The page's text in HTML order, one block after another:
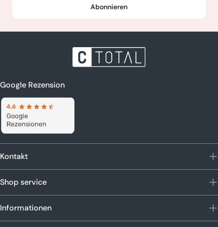
Abonnieren
Google Rezension
Kontakt
Shop service
Informationen